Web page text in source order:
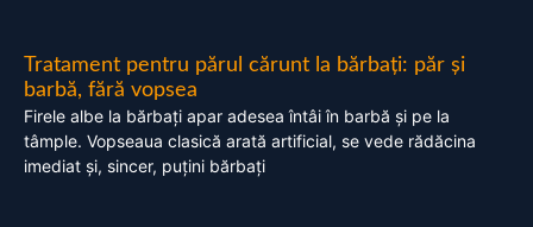
Tratament pentru părul cărunt la bărbați: păr și
barbă, fără vopsea
Firele albe la bărbați apar adesea întâi în barbă și pe la
tâmple. Vopseaua clasică arată artificial, se vede rădăcina
imediat și, sincer, puțini bărbați